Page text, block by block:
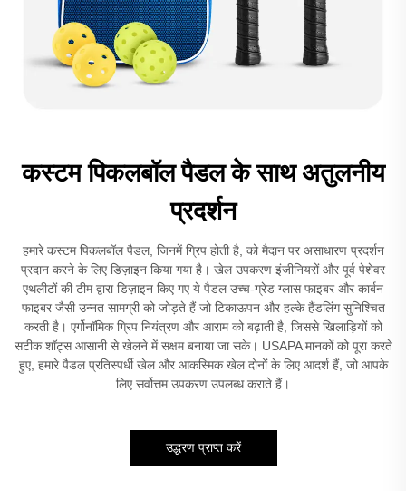
कस्टम पिकलबॉल पैडल के साथ अतुलनीय
प्रदर्शन
हमारे कस्टम पिकलबॉल पैडल, जिनमें ग्रिप होती है, को मैदान पर असाधारण प्रदर्शन
प्रदान करने के लिए डिज़ाइन किया गया है। खेल उपकरण इंजीनियरों और पूर्व पेशेवर
एथलीटों की टीम द्वारा डिज़ाइन किए गए ये पैडल उच्च-ग्रेड ग्लास फाइबर और कार्बन
फाइबर जैसी उन्नत सामग्री को जोड़ते हैं जो टिकाऊपन और हल्के हैंडलिंग सुनिश्चित
करती है। एर्गोनॉमिक ग्रिप नियंत्रण और आराम को बढ़ाती है, जिससे खिलाड़ियों को
सटीक शॉट्स आसानी से खेलने में सक्षम बनाया जा सके। USAPA मानकों को पूरा करते
हुए, हमारे पैडल प्रतिस्पर्धी खेल और आकस्मिक खेल दोनों के लिए आदर्श हैं, जो आपके
लिए सर्वोत्तम उपकरण उपलब्ध कराते हैं।
उद्धरण प्राप्त करें